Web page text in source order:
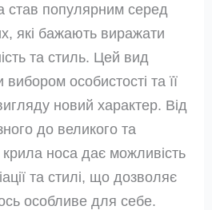
став популярним серед
які бажають виражати
та стиль. Цей вид
особистості та її
новий характер. Від
до великого та
крила носа дає можливість
та стилі, що дозволяє
особливе для себе.